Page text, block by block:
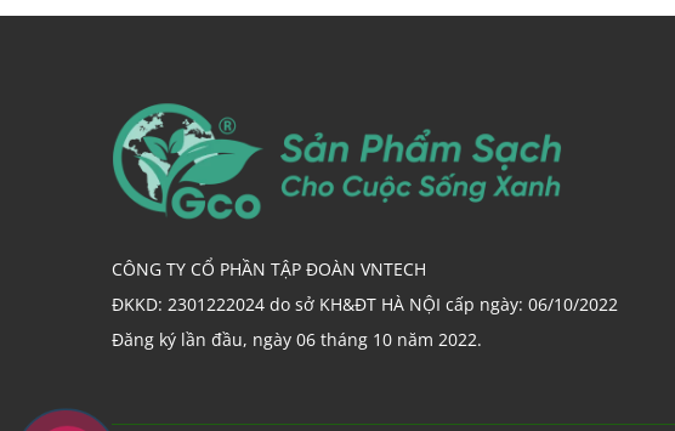
CÔNG TY CỔ PHẦN TẬP ĐOÀN VNTECH
ĐKKD: 2301222024 do sở KH&ĐT HÀ NỘI cấp ngày: 06/10/2022
Đăng ký lần đầu, ngày 06 tháng 10 năm 2022.